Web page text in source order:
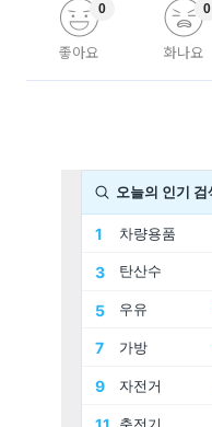
좋아요
0
화나요
0